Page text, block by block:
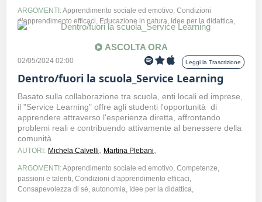
ARGOMENTI:Apprendimento sociale ed emotivo, Condizioni
d’apprendimento efficaci, Educazione in natura, Idee per la didattica,
ASCOLTA ORA
02/05/2024 02:00 Leggi la Trascrizione
Dentro/fuori la scuola_Service Learning
Basato sulla collaborazione tra scuola, enti locali ed imprese,
il "Service Learning" offre agli studenti l'opportunità di
apprendere attraverso l'esperienza diretta, affrontando
problemi reali e contribuendo attivamente al benessere della
comunità.
AUTORI: Michela Calvelli, Martina Plebani,
ARGOMENTI:Apprendimento sociale ed emotivo, Competenze,
passioni e talenti, Condizioni d’apprendimento efficaci,
Consapevolezza di sé, autonomia, Idee per la didattica,